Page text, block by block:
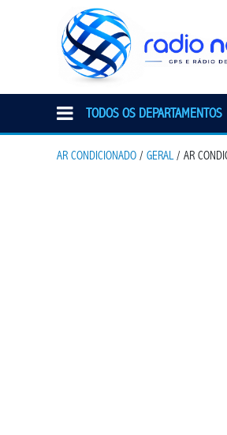
TODOS OS DEPARTAMENTOS
AR CONDICIONADO / GERAL/ AR